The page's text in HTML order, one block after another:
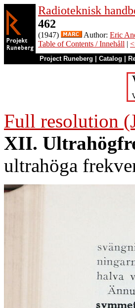
Radioteknisk
462
(1947) Author: Eric
Table of Contents / Innehåll |
Project Runeberg Catalog
Full resolution
XII.
ultrahöga